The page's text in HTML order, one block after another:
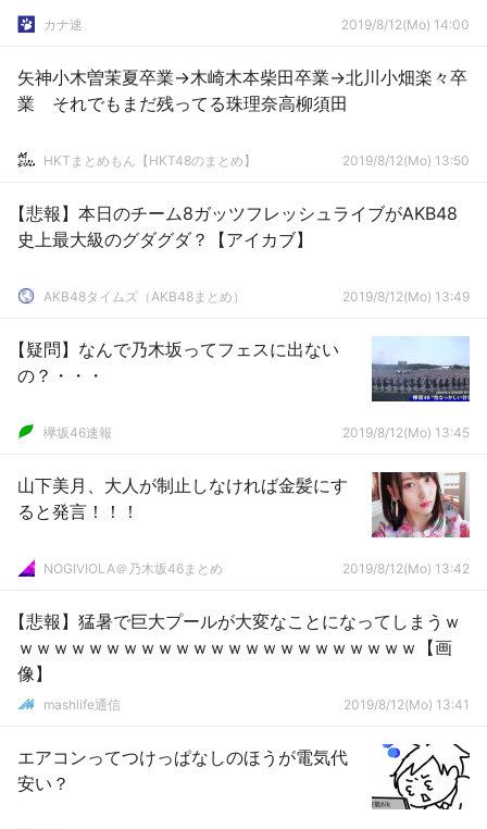
カナ速 2019/8/12(Mo) 14:00
矢神小木曽茉夏卒業→木崎木本柴田卒業→北川小畑楽々卒
業 それでもまだ残ってる珠理奈高柳須田
HKTまとめもん【HKT48のまとめ】 2019/8/12(Mo) 13:50
【悲報】本日のチーム8ガッツフレッシュライブがAKB48
史上最大級のグダグダ？【アイカブ】
AKB48タイムズ（AKB48まとめ） 2019/8/12(Mo) 13:49
【疑問】なんで乃木坂ってフェスに出ない
の？・・・
欅坂46速報 2019/8/12(Mo) 13:45
山下美月、大人が制止しなければ金髪にす
ると発言！！！
NOGIVIOLA＠乃木坂46まとめ 2019/8/12(Mo) 13:42
【悲報】猛暑で巨大プールが大変なことになってしまうｗ
ｗｗｗｗｗｗｗｗｗｗｗｗｗｗｗｗｗｗｗｗｗｗｗ【画
像】
mashlife通信 2019/8/12(Mo) 13:41
エアコンってつけっぱなしのほうが電気代
安い？